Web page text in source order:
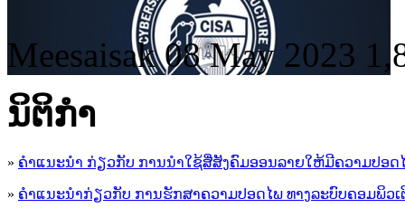
Meesaisak 08 May 2023
ນິ​ຕິ​ກໍາ
» ຄໍາແນະນໍາ ກ່ຽວກັບ ການນໍາໃຊ້ສື່ສັງຄົມອອນລາຍໃຫ້ມີຄວາມປອດ
» ຄຳແນະນຳກ່ຽວກັບ ການຮັກສາຄວາມປອດໄພ ທາງລະບົບຄອມພິວເ